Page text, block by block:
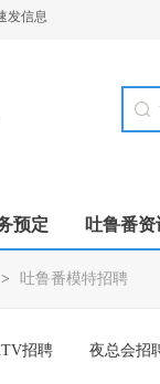
发信息
预定 吐鲁番资
> 吐鲁番模特招聘
招聘 夜总会招